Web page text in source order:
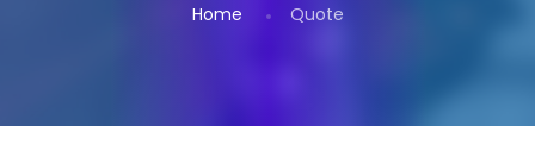
Home Quote